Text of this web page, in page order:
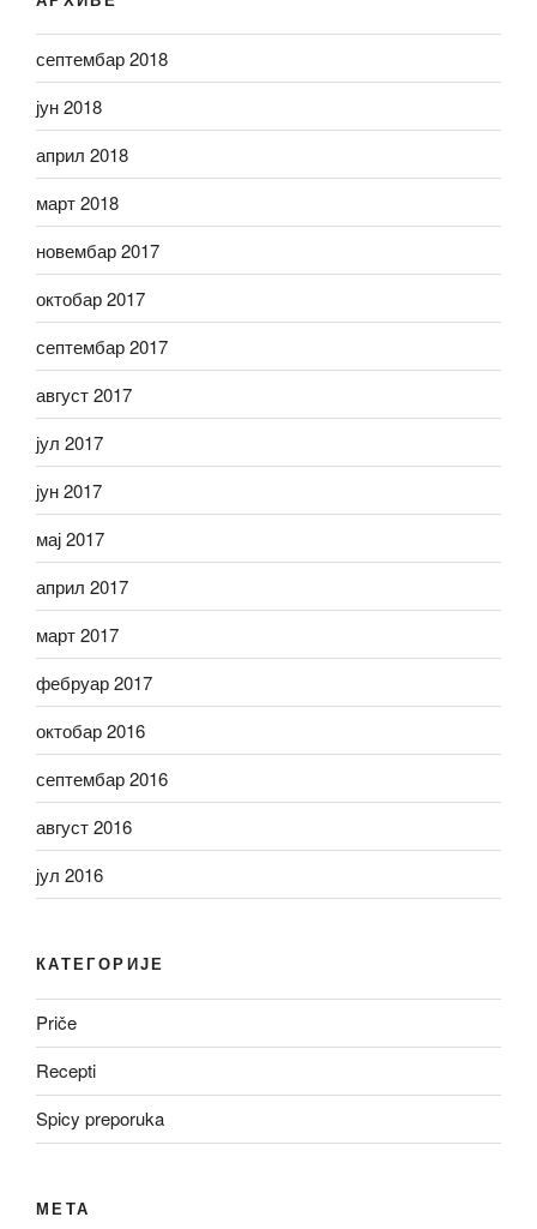
септембар 2018
јун 2018
април 2018
март 2018
новембар 2017
октобар 2017
септембар 2017
август 2017
јул 2017
јун 2017
мај 2017
април 2017
март 2017
фебруар 2017
октобар 2016
септембар 2016
август 2016
јул 2016
КАТЕГОРИЈЕ
Priče
Recepti
Spicy preporuka
МЕТА